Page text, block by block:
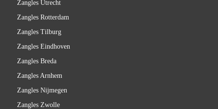
Zangles Utrecht
Zangles Rotterdam
Zangles Tilburg
Zangles Eindhoven
Zangles Breda
Zangles Arnhem
Zangles Nijmegen
Zangles Zwolle